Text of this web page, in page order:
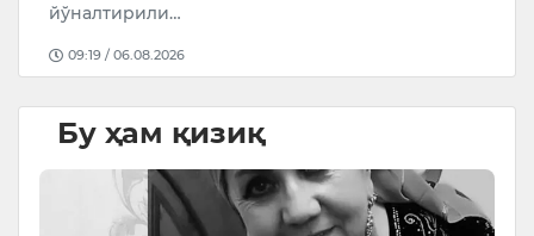
йўналтирили…
09:19 / 06.08.2026
Бу ҳам қизиқ